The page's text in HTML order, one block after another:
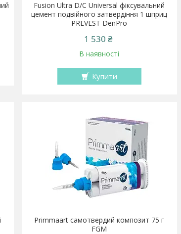
Fusion Ultra D/C Universal фіксувальний
цемент подвійного затвердіння 1 шприц
PREVEST DenPro
1 530 ₴
В наявності
Купити
Primmaart самотвердий композит 75 г
FGM